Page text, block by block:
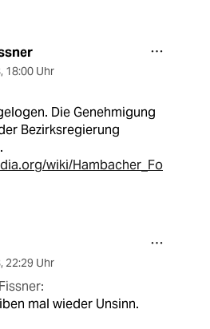
, 18:00 Uhr
Die Genehmigung
Bezirksregierung
wiki/Hambacher_Fo
, 22:29 Uhr
mal wieder Unsinn.